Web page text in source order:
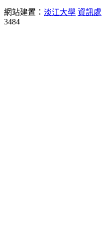
網站建置： 淡江大學 資訊處
3484